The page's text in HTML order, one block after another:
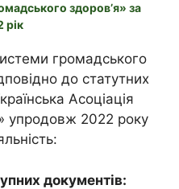
здоров’я» за
рік
громадського
до статутних
Асоціація
упродовж 2022 року
документів: